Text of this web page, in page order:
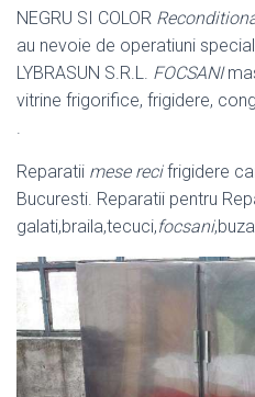
NEGRU SI COLOR
au nevoie de operatiuni
LYBRASUN S.R.L. FOCSANI
vitrine frigorifice, frigidere,
.
Reparatii mese recifrigidere
Bucuresti. Reparatii pentru
galati,braila,tecuci,focsani